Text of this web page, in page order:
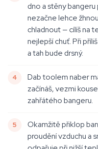
dno a stěny
nezačne lehce
chladnout — cílíš na
nejlepší chuť. Při
a tah bude drsný.
Dab toolem naber
začínáš, vezmi
zahřátého bangeru.
Okamžitě přiklop
proudění vzduchu a